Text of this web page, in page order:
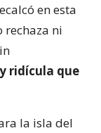
en esta
rechaza ni
ridícula que
la isla del